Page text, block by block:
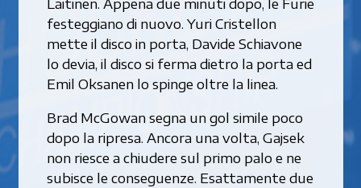
Laitinen. Appena due minuti dopo, le Furie
festeggiano di nuovo. Yuri Cristellon
mette il disco in porta, Davide Schiavone
lo devia, il disco si ferma dietro la porta ed
Emil Oksanen lo spinge oltre la linea.
Brad McGowan segna un gol simile poco
dopo la ripresa. Ancora una volta, Gajsek
non riesce a chiudere sul primo palo e ne
subisce le conseguenze. Esattamente due